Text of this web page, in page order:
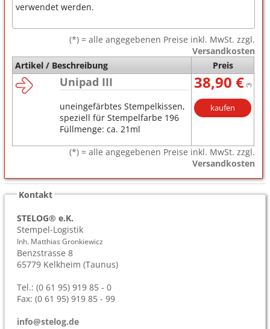
verwendet werden.
(*) = alle angegebenen Preise inkl. MwSt. zzgl.
Versandkosten
Artikel / Beschreibung
Preis
Unipad III
uneingefärbtes Stempelkissen,
speziell für Stempelfarbe 196
Füllmenge: ca. 21ml
38,90 € (*)
kaufen
(*) = alle angegebenen Preise inkl. MwSt. zzgl.
Versandkosten
Kontakt
STELOG® e.K.
Stempel-Logistik
Inh. Matthias Gronkiewicz
Benzstrasse 8
65779 Kelkheim (Taunus)
Tel.: (0 61 95) 919 85 - 0
Fax: (0 61 95) 919 85 - 99
info@stelog.de